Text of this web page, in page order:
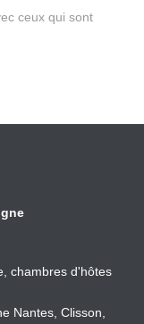
ceux qui sont
chambres d'hôtes
Nantes, Clisson,